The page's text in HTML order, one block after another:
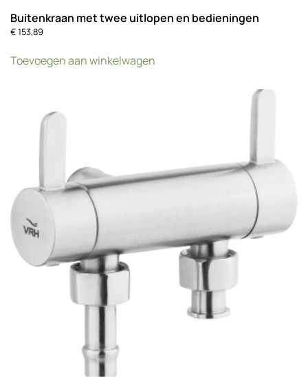
Buitenkraan met twee uitlopen en bedieningen
€153,89
Toevoegen aan winkelwagen